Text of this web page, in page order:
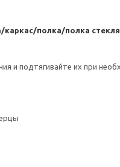
полка/полка
и подтягивайте их при